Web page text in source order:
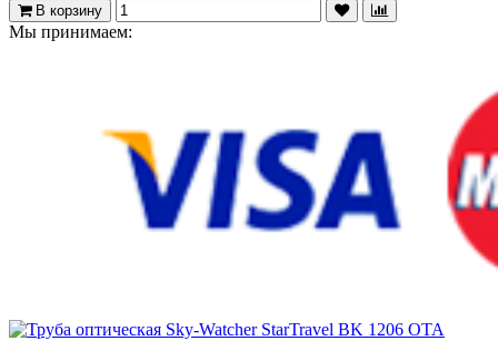
В корзину
Мы принимаем: